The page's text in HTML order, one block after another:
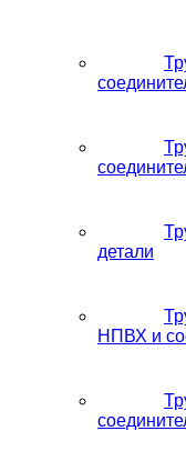
детали
НПВХ и